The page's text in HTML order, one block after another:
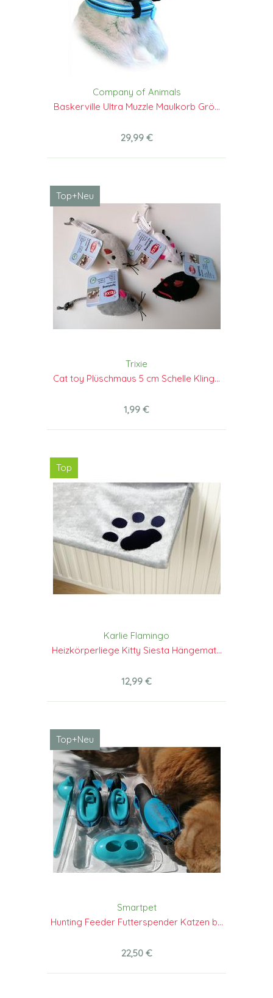
Company of Animals
Baskerville Ultra Muzzle Maulkorb Grö...
29,99 €
Top+Neu
Trixie
Cat toy Plüschmaus 5 cm Schelle Kling...
1,99 €
Top
Karlie Flamingo
Heizkörperliege Kitty Siesta Hängemat...
12,99 €
Top+Neu
Smartpet
Hunting Feeder Futterspender Katzen b...
22,50 €